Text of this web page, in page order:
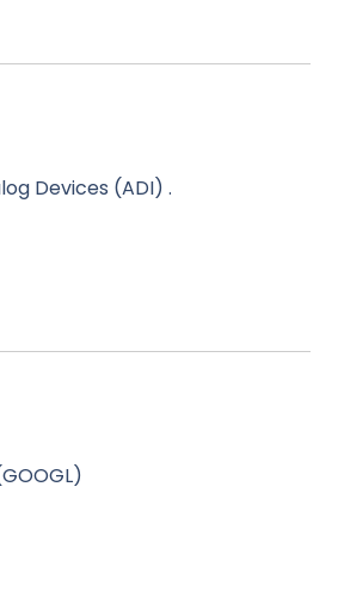
Devices (ADI) .